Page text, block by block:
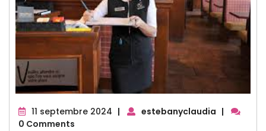
11 septembre 2024 11| estebanyclaudia |
0 Comments